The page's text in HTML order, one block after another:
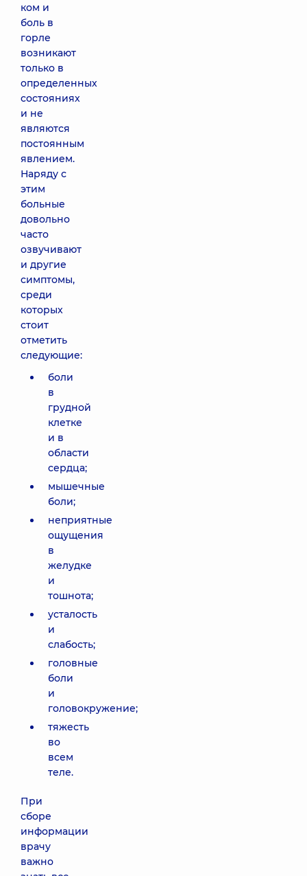
ком и
боль в
горле
возникают
только в
определенных
состояниях
и не
являются
постоянным
явлением.
Наряду с
этим
больные
довольно
часто
озвучивают
и другие
симптомы,
среди
которых
стоит
отметить
следующие:
боли
в
грудной
клетке
и в
области
сердца;
мышечные
боли;
неприятные
ощущения
в
желудке
и
тошнота;
усталость
и
слабость;
головные
боли
и
головокружение;
тяжесть
во
всем
теле.
При
сборе
информации
врачу
важно